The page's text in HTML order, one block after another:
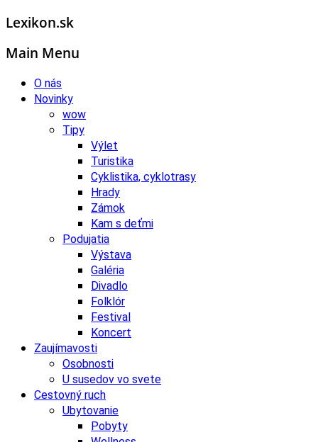
Lexikon.sk
Main Menu
O nás
Novinky
wow
Tipy
Výlet
Turistika
Cyklistika, cyklotrasy
Hrady
Zámok
Kam s deťmi
Podujatia
Výstava
Galéria
Divadlo
Folklór
Festival
Koncert
Zaujímavosti
Osobnosti
U susedov vo svete
Cestovný ruch
Ubytovanie
Pobyty